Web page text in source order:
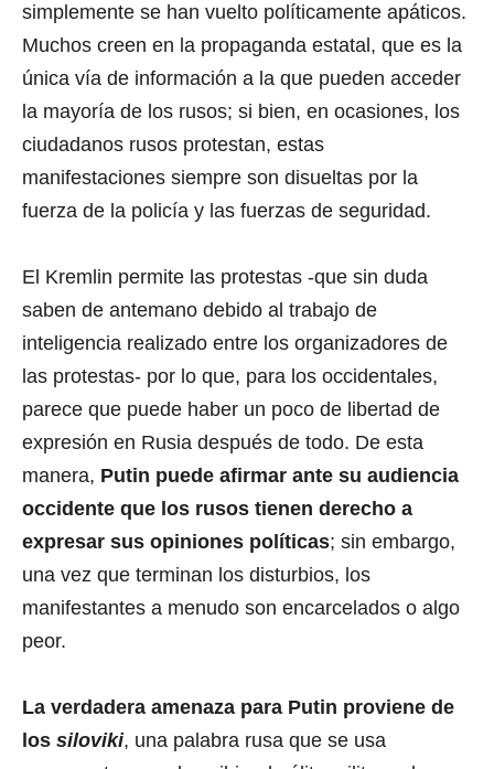
simplemente se han vuelto políticamente apáticos.
Muchos creen en la propaganda estatal, que es la
única vía de información a la que pueden acceder
la mayoría de los rusos; si bien, en ocasiones, los
ciudadanos rusos protestan, estas
manifestaciones siempre son disueltas por la
fuerza de la policía y las fuerzas de seguridad.
El Kremlin permite las protestas -que sin duda
saben de antemano debido al trabajo de
inteligencia realizado entre los organizadores de
las protestas- por lo que, para los occidentales,
parece que puede haber un poco de libertad de
expresión en Rusia después de todo. De esta
manera, Putin puede afirmar ante su audiencia
occidente que los rusos tienen derecho a
expresar sus opiniones políticas; sin embargo,
una vez que terminan los disturbios, los
manifestantes a menudo son encarcelados o algo
peor.
La verdadera amenaza para Putin proviene de
los siloviki, una palabra rusa que se usa